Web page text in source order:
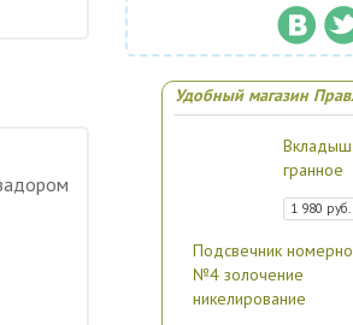
Удобный магазин
Вкладыш
гранное
1 980 руб.
Подсвечник
№4 золочение
никелирование